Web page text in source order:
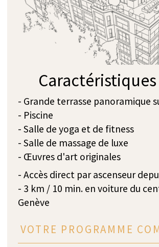
Étage inférieur
S'étendant sur 60 m², l'étage inférieur
indépendant offre un espace de vie confortable et
autonome. Il comprend une chambre double
dotée d'un lit king-size et d'une armoire intégrée,
ainsi qu'une salle de bain séparée équipée d'une
douche à effet pluie et de toilettes. Ce niveau
comprend également une cuisine ouverte et un
grand espace dédié au yoga et à la méditation,
aménagé avec des équipements de fitness haut de
gamme. Il constitue un sanctuaire idéal pour
évacuer le stress accumulé.